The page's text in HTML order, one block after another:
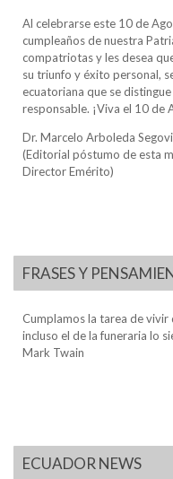
Al celebrarse este 10 de
cumpleaños de nuestra
compatriotas y les desea
su triunfo y éxito personal,
ecuatoriana que se
responsable. ¡Viva el 10 de
Dr. Marcelo Arboleda
(Editorial póstumo de esta
Director Emérito)
FRASES Y
Cumplamos la tarea de
incluso el de la funeraria lo
Mark Twain
ECUADOR NEWS